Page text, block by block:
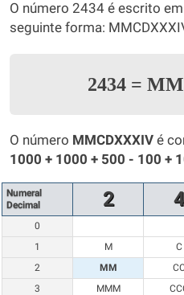
O número 2434 é escrito
seguinte forma:
2434 =
O número MMCDXXXIV é
1000 + 1000 + 500 - 100 +
Numeral
Decimal
2 4
0
1
M C
2
MM CC
3
MMM